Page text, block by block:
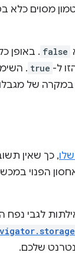
מסוים כלא
false . באופן
ל- true
.
במקרה של
, כך שאין
הפנוי
לגבי נפח
שלכם.